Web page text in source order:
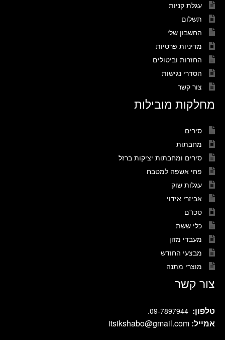
עגלת קניות
תשלום
החשבון שלי
מדיניות פרטיות
החזרות וביטולים
הסדרי נגישות
צור קשר
מחלקות מובילות
סירים
מחבתות
סירים ומחבתות יציקות ברזל
פחי אשפה למטבח
עגלות שוק
אביזרי אידוי
סכו"ם
כלי ששת
מעבדי מזון
מבצעי החודש
מוצרי מתנה
צור קשר
טלפון: 09-7897944
.
אמייל: itsikshabo@gmail.com